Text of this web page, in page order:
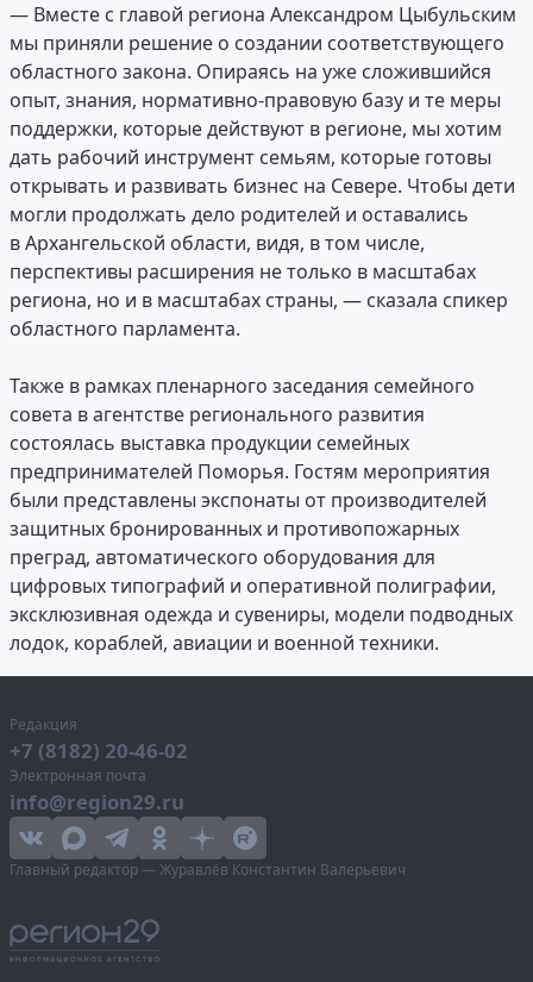
— Вместе с главой региона Александром Цыбульским
мы приняли решение о создании соответствующего
областного закона. Опираясь на уже сложившийся
опыт, знания, нормативно-правовую базу и те меры
поддержки, которые действуют в регионе, мы хотим
дать рабочий инструмент семьям, которые готовы
открывать и развивать бизнес на Севере. Чтобы дети
могли продолжать дело родителей и оставались
в Архангельской области, видя, в том числе,
перспективы расширения не только в масштабах
региона, но и в масштабах страны, — сказала спикер
областного парламента.
Также в рамках пленарного заседания семейного
совета в агентстве регионального развития
состоялась выставка продукции семейных
предпринимателей Поморья. Гостям мероприятия
были представлены экспонаты от производителей
защитных бронированных и противопожарных
преград, автоматического оборудования для
цифровых типографий и оперативной полиграфии,
эксклюзивная одежда и сувениры, модели подводных
лодок, кораблей, авиации и военной техники.
Редакция
+7 (8182) 20-46-02
Электронная почта
info@region29.ru
Главный редактор — Журавлёв Константин Валерьевич